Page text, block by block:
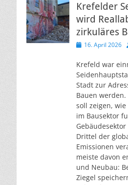
Krefelder
wird
zirkuläres
Veröffentlicht
16. April 2026
Krefeld war
Stadt zur
Bauen
soll zeigen,
im Bausektor
Drittel der
Emissionen
meiste davon
und Neubau:
Ziegel